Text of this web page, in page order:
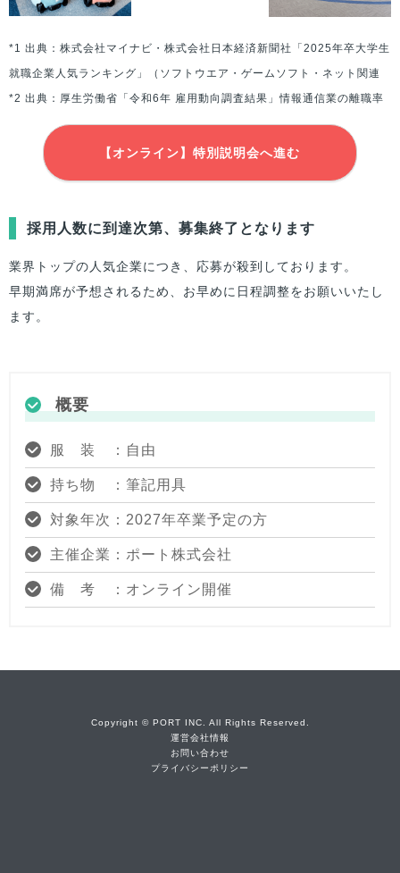
*1 出典：株式会社マイナビ・株式会社日本経済新聞社「2025年卒大学生
就職企業人気ランキング」（ソフトウエア・ゲームソフト・ネット関連
*2 出典：厚生労働省「令和6年 雇用動向調査結果」情報通信業の離職率
【オンライン】特別説明会へ進む
採用人数に到達次第、募集終了となります
業界トップの人気企業につき、応募が殺到しております。
早期満席が予想されるため、お早めに日程調整をお願いいたし
ます。
概要
服 装 ：自由
持ち物 ：筆記用具
対象年次：2027年卒業予定の方
主催企業：ポート株式会社
備 考 ：オンライン開催
Copyright © PORT INC. All Rights Reserved.
運営会社情報
お問い合わせ
プライバシーポリシー